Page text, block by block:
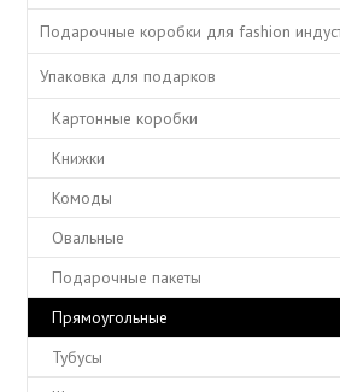
Подарочные коробки для fashion
Упаковка для подарков
Картонные коробки
Книжки
Комоды
Овальные
Подарочные пакеты
Прямоугольные
Тубусы